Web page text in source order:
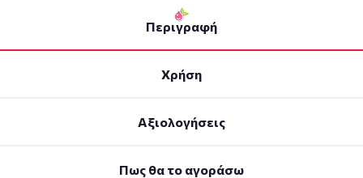
Περιγραφή
Χρήση
Αξιολογήσεις
Πως θα το αγοράσω